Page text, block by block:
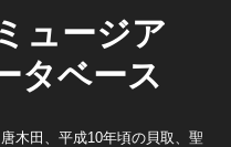
ュージア
タベース
木田、平成10年頃の貝取、聖